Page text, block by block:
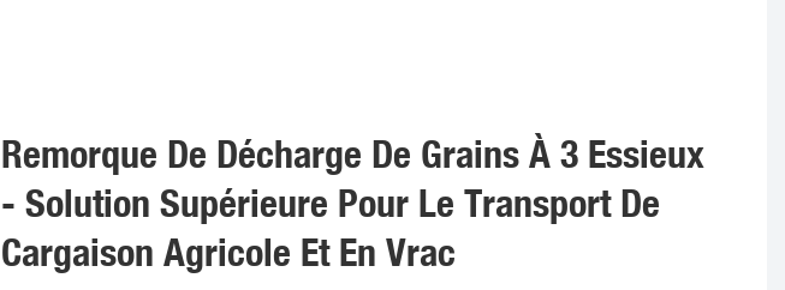
Remorque De Décharge De Grains À 3 Essieux
- Solution Supérieure Pour Le Transport De
Cargaison Agricole Et En Vrac